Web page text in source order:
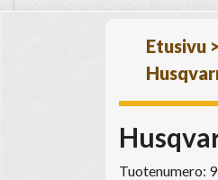
Etusivu >
Tuotenumero: